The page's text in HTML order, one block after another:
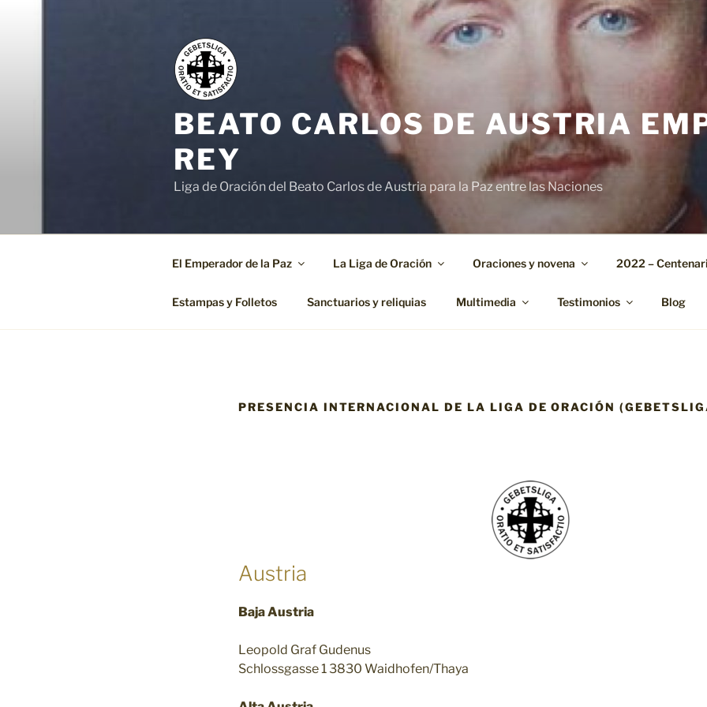
BEATO CARLOS DE AUSTRIA
REY
Liga de Oración del Beato Carlos de Austria para la Paz entre las Naciones
El Emperador de la Paz La Liga de Oración Oraciones y novena 2022 –
Estampas y Folletos Sanctuarios y reliquias Multimedia Testimonios Blog
PRESENCIA INTERNACIONAL DE LA LIGA DE ORACIÓN
Austria
Baja Austria
Leopold Graf Gudenus
Schlossgasse 1 3830 Waidhofen/Thaya